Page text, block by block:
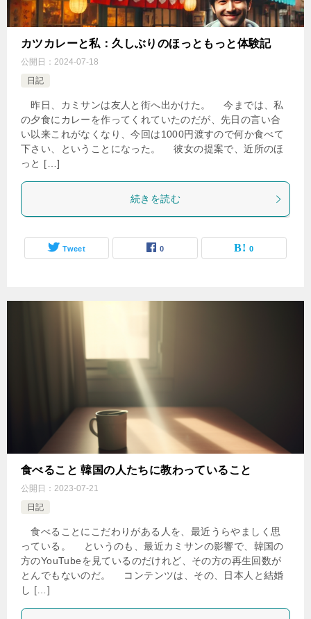
カツカレーと私：久しぶりのほっともっと体験記
公開日： 2024-07-18
日記
昨日、カミサンは友人と街へ出かけた。 今までは、私
の夕食にカレーを作ってくれていたのだが、先日の言い合
い以来これがなくなり、今回は1000円渡すので何か食べて
下さい、ということになった。 彼女の提案で、近所のほ
っと […]
続きを読む
Tweet 0 0
食べること 韓国の人たちに教わっていること
公開日： 2023-07-21
日記
食べることにこだわりがある人を、最近うらやましく思
っている。 というのも、最近カミサンの影響で、韓国の
方のYouTubeを見ているのだけれど、その方の再生回数が
とんでもないのだ。 コンテンツは、その、日本人と結婚
し […]